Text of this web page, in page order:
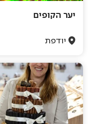
יער הקופים
יודפת